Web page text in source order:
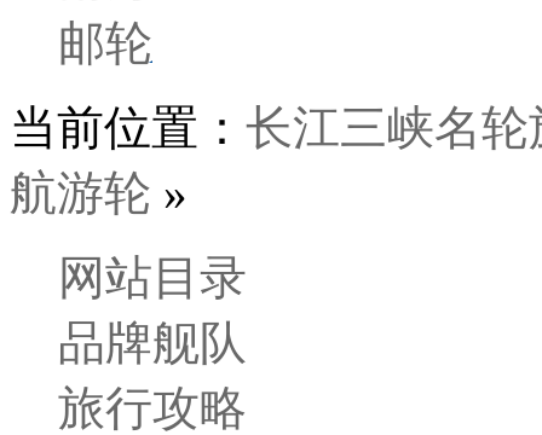
邮轮
当前位置： 长江三峡名
航游轮 »
网站目录
品牌舰队
旅行攻略